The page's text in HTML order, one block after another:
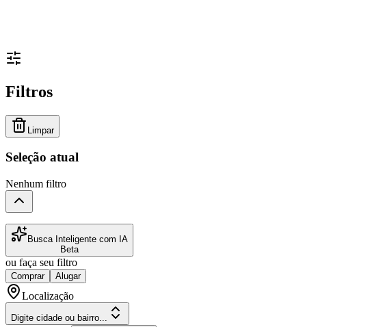
Filtros
Limpar
Seleção atual
Nenhum filtro
Busca Inteligente com IA
Beta
ou faça seu filtro
Comprar Alugar
Localização
Digite cidade ou bairro...